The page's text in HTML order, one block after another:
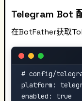
Telegram Bot
在BotFather获取
# config/
platform:
enabled: true